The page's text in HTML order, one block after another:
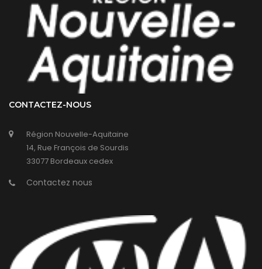
CONTACTEZ-NOUS
Région Nouvelle-Aquitaine
14, Rue François de Sourdis
33077 Bordeaux cedex
Contactez nous